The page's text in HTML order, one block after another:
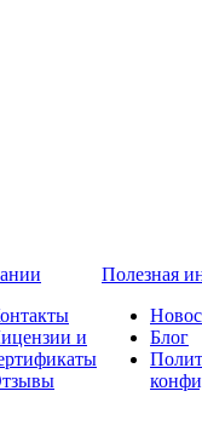
и
Полезная
Блог